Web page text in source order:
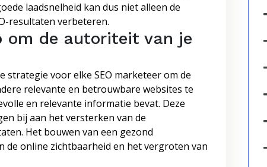
laadsnelheid kan dus niet alleen de
resultaten verbeteren.
om de autoriteit van je
strategie voor elke SEO marketeer om de
relevante en betrouwbare websites te
en relevante informatie bevat. Deze
bij aan het versterken van de
Het bouwen van een gezond
de online zichtbaarheid en het vergroten van